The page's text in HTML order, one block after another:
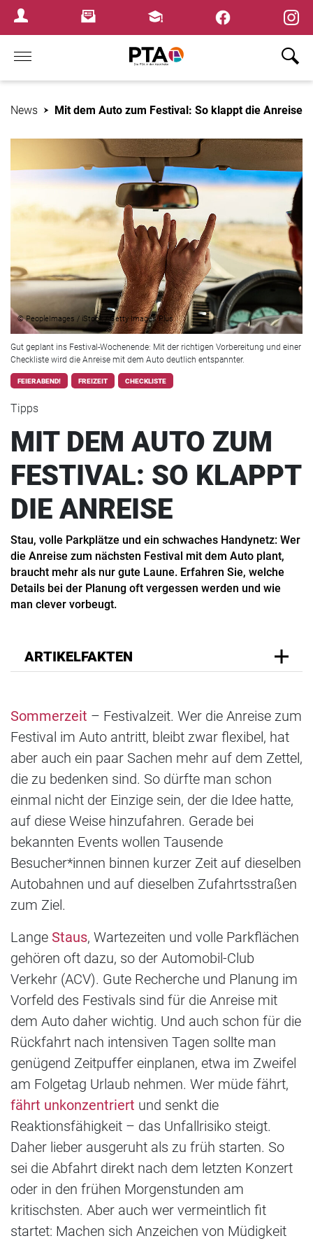
Login MenuNewsletterFortbildungen
Home
News Mit dem Auto zum Festival: So klappt die Anreise
© PeopleImages / iStock / Getty Images Plus
Gut geplant ins Festival-Wochenende: Mit der richtigen Vorbereitung und einer
Checkliste wird die Anreise mit dem Auto deutlich entspannter.
FEIERABEND! FREIZEIT CHECKLISTE
Tipps
MIT DEM AUTO ZUM
FESTIVAL: SO KLAPPT
DIE ANREISE
Stau, volle Parkplätze und ein schwaches Handynetz: Wer
die Anreise zum nächsten Festival mit dem Auto plant,
braucht mehr als nur gute Laune. Erfahren Sie, welche
Details bei der Planung oft vergessen werden und wie
man clever vorbeugt.
ARTIKELFAKTEN
Sommerzeit – Festivalzeit. Wer die Anreise zum
Festival im Auto antritt, bleibt zwar flexibel, hat
aber auch ein paar Sachen mehr auf dem Zettel,
die zu bedenken sind. So dürfte man schon
einmal nicht der Einzige sein, der die Idee hatte,
auf diese Weise hinzufahren. Gerade bei
bekannten Events wollen Tausende
Besucher*innen binnen kurzer Zeit auf dieselben
Autobahnen und auf dieselben Zufahrtsstraßen
zum Ziel.
Lange Staus, Wartezeiten und volle Parkflächen
gehören oft dazu, so der Automobil-Club
Verkehr (ACV). Gute Recherche und Planung im
Vorfeld des Festivals sind für die Anreise mit
dem Auto daher wichtig. Und auch schon für die
Rückfahrt nach intensiven Tagen sollte man
genügend Zeitpuffer einplanen, etwa im Zweifel
am Folgetag Urlaub nehmen. Wer müde fährt,
fährt unkonzentriert und senkt die
Reaktionsfähigkeit – das Unfallrisiko steigt.
Daher lieber ausgeruht als zu früh starten. So
sei die Abfahrt direkt nach dem letzten Konzert
oder in den frühen Morgenstunden am
kritischsten. Aber auch wer vermeintlich fit
startet: Machen sich Anzeichen von Müdigkeit
×